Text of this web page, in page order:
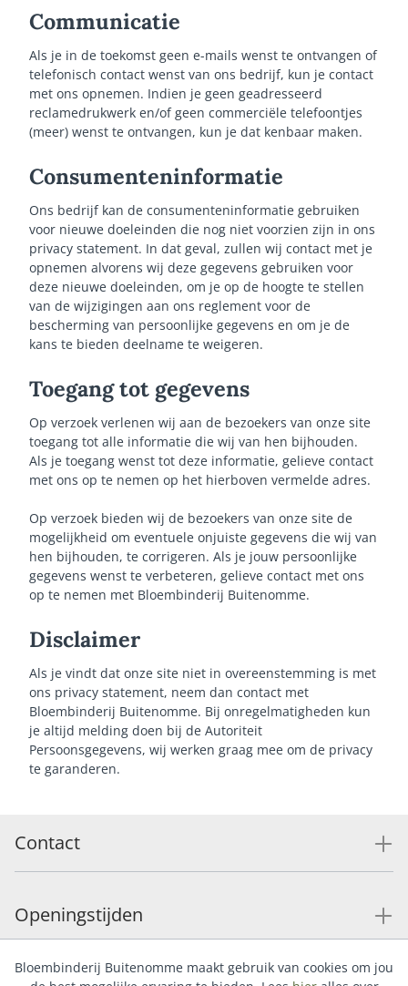
Communicatie
Als je in de toekomst geen e-mails wenst te ontvangen of
telefonisch contact wenst van ons bedrijf, kun je contact
met ons opnemen. Indien je geen geadresseerd
reclamedrukwerk en/of geen commerciële telefoontjes
(meer) wenst te ontvangen, kun je dat kenbaar maken.
Consumenteninformatie
Ons bedrijf kan de consumenteninformatie gebruiken
voor nieuwe doeleinden die nog niet voorzien zijn in ons
privacy statement. In dat geval, zullen wij contact met je
opnemen alvorens wij deze gegevens gebruiken voor
deze nieuwe doeleinden, om je op de hoogte te stellen
van de wijzigingen aan ons reglement voor de
bescherming van persoonlijke gegevens en om je de
kans te bieden deelname te weigeren.
Toegang tot gegevens
Op verzoek verlenen wij aan de bezoekers van onze site
toegang tot alle informatie die wij van hen bijhouden.
Als je toegang wenst tot deze informatie, gelieve contact
met ons op te nemen op het hierboven vermelde adres.
Op verzoek bieden wij de bezoekers van onze site de
mogelijkheid om eventuele onjuiste gegevens die wij van
hen bijhouden, te corrigeren. Als je jouw persoonlijke
gegevens wenst te verbeteren, gelieve contact met ons
op te nemen met Bloembinderij Buitenomme.
Disclaimer
Als je vindt dat onze site niet in overeenstemming is met
ons privacy statement, neem dan contact met
Bloembinderij Buitenomme. Bij onregelmatigheden kun
je altijd melding doen bij de Autoriteit
Persoonsgegevens, wij werken graag mee om de privacy
te garanderen.
Contact
Openingstijden
Bloembinderij Buitenomme maakt gebruik van cookies om jou